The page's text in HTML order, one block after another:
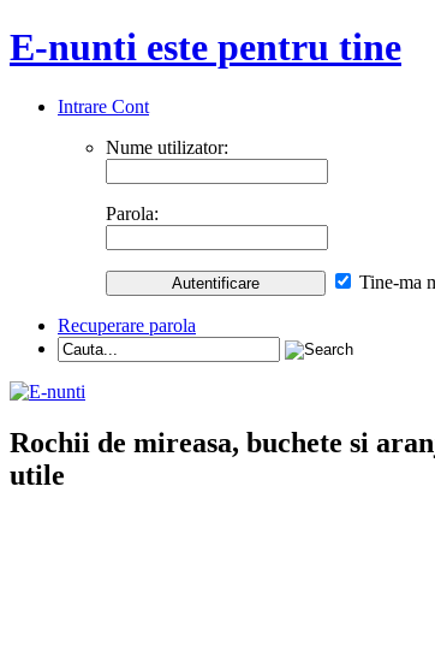
E-nunti este pentru tine
Intrare Cont
Nume utilizator:
Parola:
Tine-ma
Recuperare parola
Rochii de mireasa, buchete si
utile